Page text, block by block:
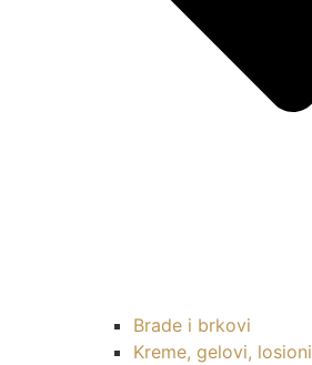
Brade i brkovi
Kreme, gelovi, losioni